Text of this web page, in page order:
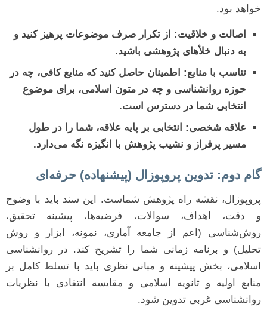
خواهد بود.
اصالت و خلاقیت: از تکرار صرف موضوعات پرهیز کنید و
به دنبال خلأهای پژوهشی باشید.
تناسب با منابع: اطمینان حاصل کنید که منابع کافی، چه در
حوزه روانشناسی و چه در متون اسلامی، برای موضوع
انتخابی شما در دسترس است.
علاقه شخصی: انتخابی بر پایه علاقه، شما را در طول
مسیر پرفراز و نشیب پژوهش با انگیزه نگه می‌دارد.
گام دوم: تدوین پروپوزال (پیشنهاده) حرفه‌ای
پروپوزال، نقشه راه پژوهش شماست. این سند باید با وضوح
و دقت، اهداف، سوالات، فرضیه‌ها، پیشینه تحقیق،
روش‌شناسی (اعم از جامعه آماری، نمونه، ابزار و روش
تحلیل) و برنامه زمانی شما را تشریح کند. در روانشناسی
اسلامی، بخش پیشینه و مبانی نظری باید با تسلط کامل بر
منابع اولیه و ثانویه اسلامی و مقایسه انتقادی با نظریات
روانشناسی غربی تدوین شود.